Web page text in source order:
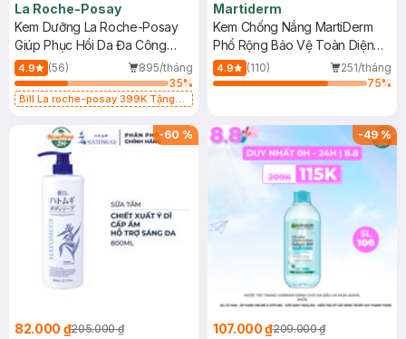
La Roche-Posay
Kem Dưỡng La Roche-Posay
Giúp Phục Hồi Da Đa Công
Dụng 40ml
4.9 (56)
895/tháng
35%
Bill La roche-posay 399K Tặng
(SL có hạn)
Martiderm
Kem Chống Nắng MartiDerm
Phổ Rộng Bảo Vệ Toàn Diện
40ml
4.9 (110)
251/tháng
75%
-60 %
82.000 ₫205.000 ₫
-49%
107.000 ₫209.000 ₫